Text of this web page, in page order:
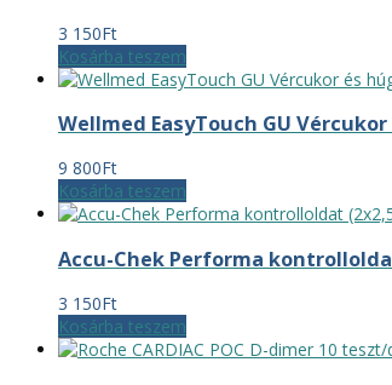
3 150Ft
Kosárba teszem
Wellmed EasyTouch GU
9 800Ft
Kosárba teszem
Accu-Chek Performa
3 150Ft
Kosárba teszem